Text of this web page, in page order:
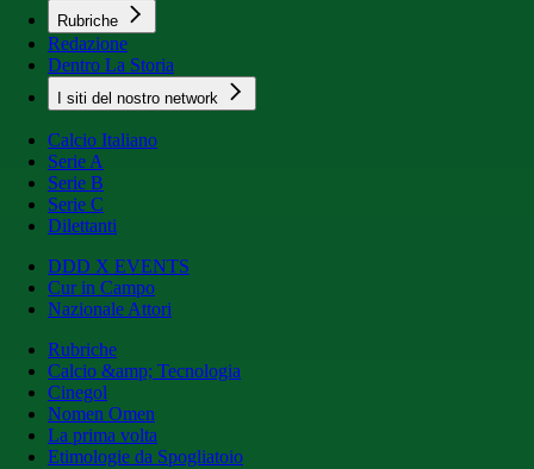
Rubriche
Redazione
Dentro La Storia
I siti del nostro network
Calcio Italiano
Serie A
Serie B
Serie C
Dilettanti
DDD X EVENTS
Cur in Campo
Nazionale Attori
Rubriche
Calcio &amp; Tecnologia
Cinegol
Nomen Omen
La prima volta
Etimologie da Spogliatoio